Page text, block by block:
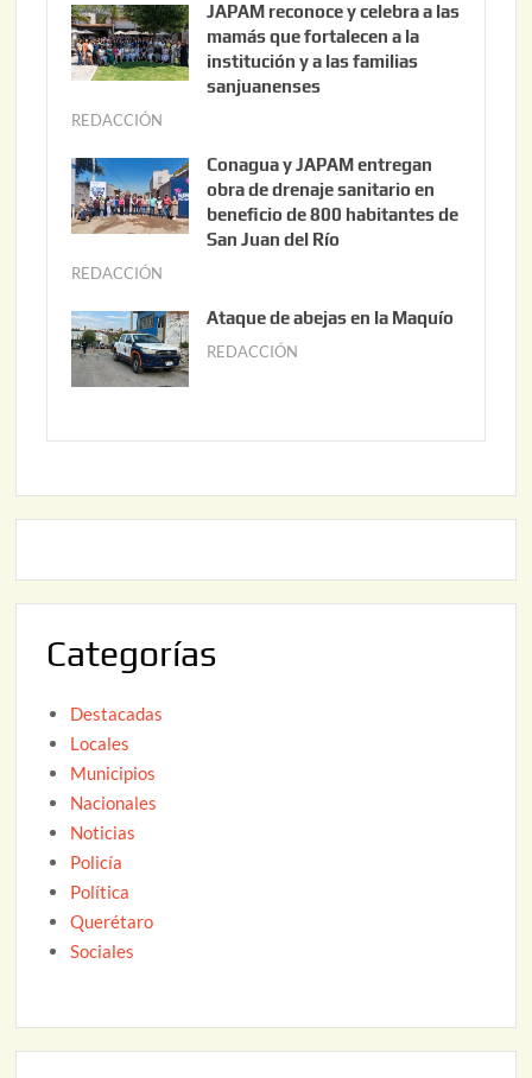
o
s
t
,
2
0
JAPAM reconoce y celebra a las
mamás que fortalecen a la
institución y a las familias
sanjuanenses
REDACCIÓN
n
i
o
,
2
0
6
Conagua y JAPAM entregan
obra de drenaje sanitario en
beneficio de 800 habitantes de
San Juan del Río
REDACCIÓN
n
i
o
Ataque de abejas en la Maquío
REDACCIÓN
o
2
Categorías
Destacadas
Locales
Municipios
Nacionales
Noticias
Policía
Política
Querétaro
Sociales